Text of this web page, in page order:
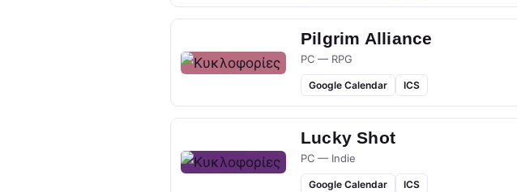
Pilgrim Alliance
PC — RPG
Google Calendar ICS
Lucky Shot
PC — Indie
Google Calendar ICS